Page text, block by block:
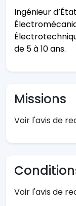
Ingénieur
de 5 à 10 ans.
Missions
Voir l'avis de
Voir l'avis de